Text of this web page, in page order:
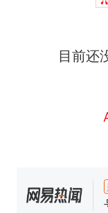
目前还